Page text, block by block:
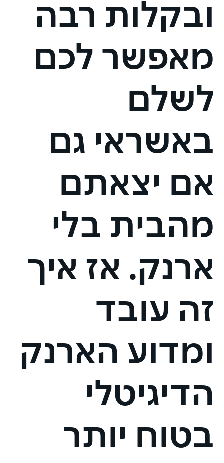
ובקלות רבה
מאפשר לכם
לשלם
באשראי גם
אם יצאתם
מהבית בלי
ארנק. אז איך
זה עובד
ומדוע הארנק
הדיגיטלי
בטוח יותר